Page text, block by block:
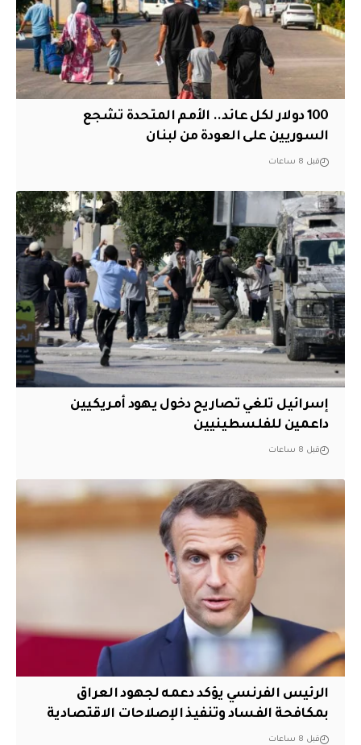
100 دولار لكل عائد.. الأمم المتحدة تشجع
السوريين على العودة من لبنان
قبل 8 ساعات
إسرائيل تلغي تصاريح دخول يهود أمريكيين
داعمين للفلسطينيين
قبل 8 ساعات
الرئيس الفرنسي يؤكد دعمه لجهود العراق
بمكافحة الفساد وتنفيذ الإصلاحات الاقتصادية
قبل 8 ساعات